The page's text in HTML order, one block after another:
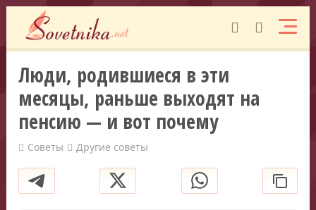
Люди, родившиеся в эти
месяцы, раньше выходят на
пенсию — и вот почему
Советы Другие советы